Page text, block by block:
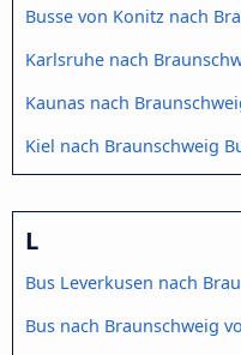
Busse von Konitz nach
Karlsruhe nach
Kaunas nach
Kiel nach Braunschweig
L
Bus Leverkusen nach
Bus nach Braunschweig